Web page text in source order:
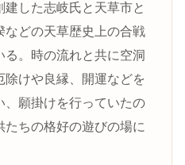
した志岐氏と天草市と
などの天草歴史上の合戦
る。時の流れと共に空洞
けや良縁、開運などを
、願掛けを行っていたの
ちの格好の遊びの場に